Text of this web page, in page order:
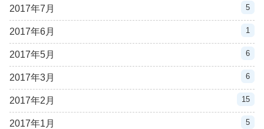
2017年7月 5
2017年6月 1
2017年5月 6
2017年3月 6
2017年2月 15
2017年1月 5